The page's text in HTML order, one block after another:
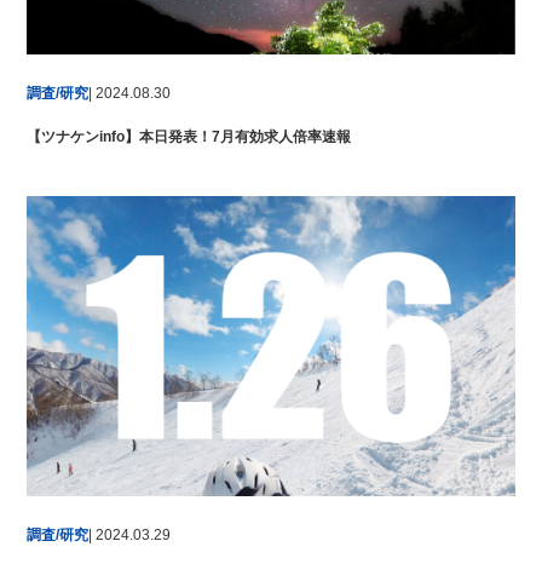
調査/研究 | 2024.08.30
【ツナケンinfo】本日発表！7月有効求人倍率速報
調査/研究 | 2024.03.29